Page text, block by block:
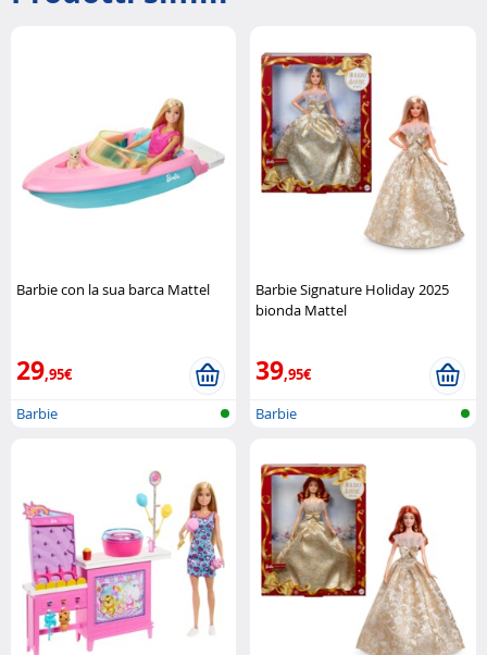
Barbie con la sua barca Mattel
29,95€
Barbie
Barbie Signature Holiday 2025
bionda Mattel
39,95€
Barbie